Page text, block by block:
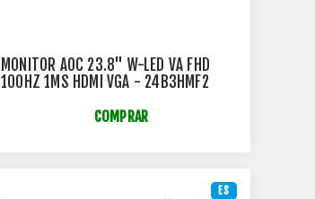
MONITOR AOC 23.8" W-LED VA FHD
100HZ 1MS HDMI VGA - 24B3HMF2
COMPRAR
ES